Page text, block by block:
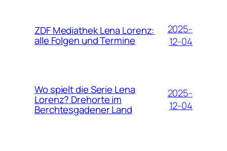
ZDF Mediathek Lena Lorenz:
alle Folgen und Termine
2025-
12-04
Wo spielt die Serie Lena
Lorenz? Drehorte im
Berchtesgadener Land
2025-
12-04